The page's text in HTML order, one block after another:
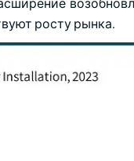
росту рынка.